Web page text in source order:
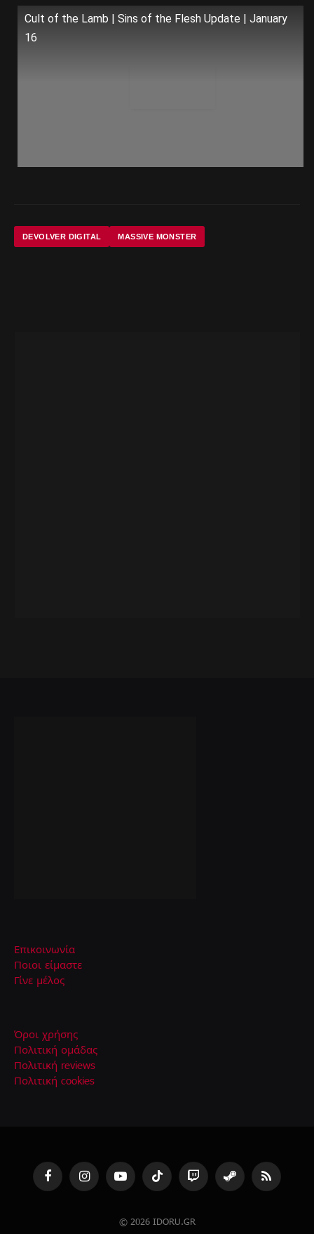
Cult of the Lamb | Sins of the Flesh Update | January
16
DEVOLVER DIGITAL MASSIVE MONSTER
Επικοινωνία
Ποιοι είμαστε
Γίνε μέλος
Όροι χρήσης
Πολιτική ομάδας
Πολιτική reviews
Πολιτική cookies
FacebookInstagramYouTubeTikTok Twitch Steam RSS
© 2026 IDORU.GR